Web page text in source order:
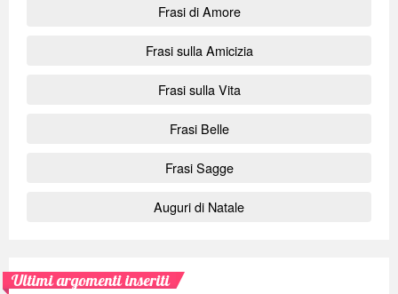
Frasi di Amore
Frasi sulla Amicizia
Frasi sulla Vita
Frasi Belle
Frasi Sagge
Auguri di Natale
Ultimi argomenti inseriti